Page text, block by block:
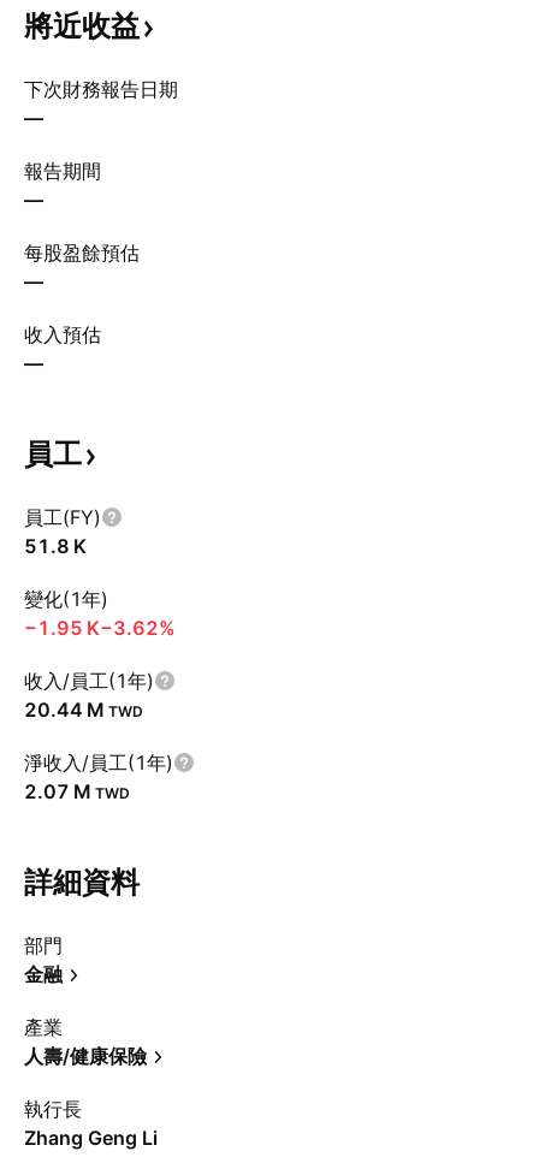
將近收益
下次財務報告日期
—
報告期間
—
每股盈餘預估
—
收入預估
—
員工
員工(FY)
‪51.8 K‬
變化(1年)
‪−1.95 K‬−3.62%
收入/員工(1年)
‪20.44 M‬ TWD
淨收入/員工(1年)
‪2.07 M‬ TWD
詳細資料
部門
金融
產業
人壽/健康保險
執行長
Zhang Geng Li